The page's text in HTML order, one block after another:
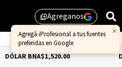
library_addAgreganos
$1,520.00 DÓLAR BLUE